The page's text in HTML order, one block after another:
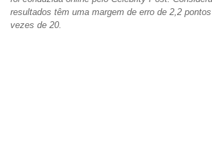
resultados têm uma margem de erro de 2,2
vezes de 20.